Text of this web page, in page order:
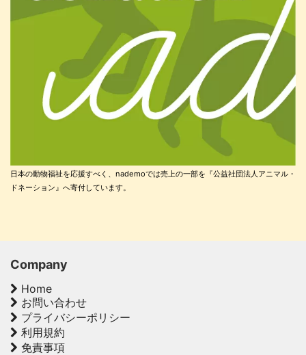
日本の動物福祉を応援すべく、nademoでは売上の一部を『公益社団法人アニマル・
ドネーション』へ寄付しています。
Company
Home
お問い合わせ
プライバシーポリシー
利用規約
免責事項